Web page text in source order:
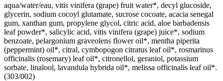
aqua/water/eau, vitis vinifera (grape) fruit water*, decyl glucoside,
glycerin, sodium cocoyl glutamate, sucrose cocoate, acacia senegal
gum, xanthan gum, propylene glycol, citric acid, aloe barbadensis
leaf powder*, salicylic acid, vitis vinifera (grape) juice*, sodium
benzoate, pelargonium graveolens flower oil*, mentha piperita
(peppermint) oil*, citral, cymbopogon citratus leaf oil*, rosmarinus
officinalis (rosemary) leaf oil*, citronellol, geraniol, potassium
sorbate, linalool, lavandula hybrida oil*, melissa officinalis leaf oil*.
(303/002)